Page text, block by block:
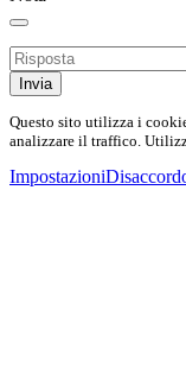
Invia
Questo sito utilizza i
analizzare il traffico.
Impostazioni